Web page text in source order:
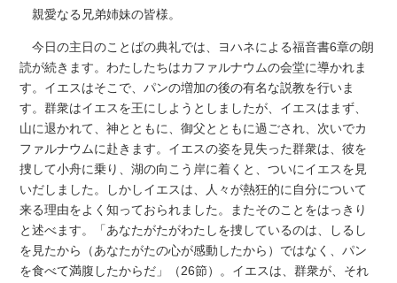
親愛なる兄弟姉妹の皆様。
今日の主日のことばの典礼では、ヨハネによる福音書6章の朗
読が続きます。わたしたちはカファルナウムの会堂に導かれま
す。イエスはそこで、パンの増加の後の有名な説教を行いま
す。群衆はイエスを王にしようとしましたが、イエスはまず、
山に退かれて、神とともに、御父とともに過ごされ、次いでカ
ファルナウムに赴きます。イエスの姿を見失った群衆は、彼を
捜して小舟に乗り、湖の向こう岸に着くと、ついにイエスを見
いだしました。しかしイエスは、人々が熱狂的に自分について
来る理由をよく知っておられました。またそのことをはっきり
と述べます。「あなたがたがわたしを捜しているのは、しるし
を見たから（あなたがたの心が感動したから）ではなく、パン
を食べて満腹したからだ」（26節）。イエスは、群衆が、それ